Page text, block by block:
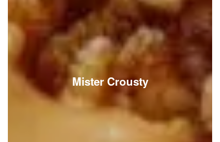
Mister Crousty